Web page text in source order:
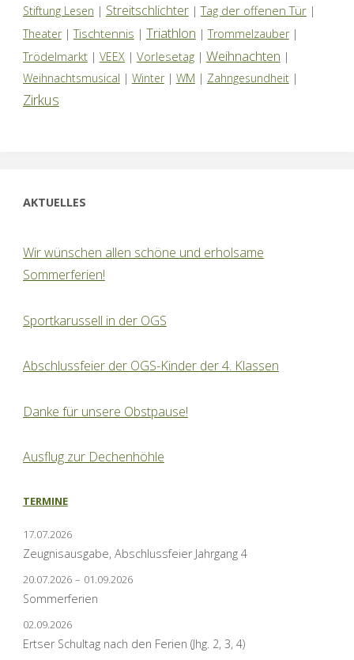
Stiftung Lesen | Streitschlichter|Tag der offenen Tür|
Theater|Tischtennis | Triathlon | Trommelzauber|
Trödelmarkt| VEEX| Vorlesetag| Weihnachten |
Weihnachtsmusical | Winter| WM | Zahngesundheit|
Zirkus
AKTUELLES
Wir wünschen allen schöne und erholsame
Sommerferien!
Sportkarussell in der OGS
Abschlussfeier der OGS-Kinder der 4. Klassen
Danke für unsere Obstpause!
Ausflug zur Dechenhöhle
TERMINE
17.07.2026
Zeugnisausgabe, Abschlussfeier Jahrgang 4
20.07.2026 – 01.09.2026
Sommerferien
02.09.2026
Ertser Schultag nach den Ferien (Jhg. 2, 3, 4)